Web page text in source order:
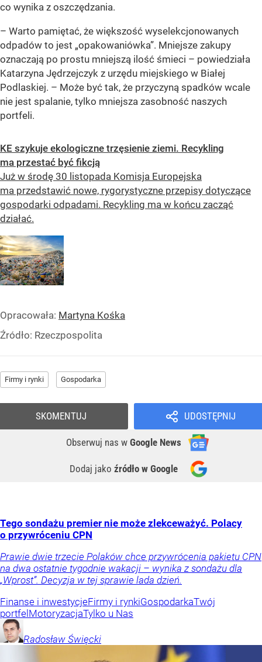
co wynika z oszczędzania.
– Warto pamiętać, że większość wyselekcjonowanych
odpadów to jest „opakowaniówka”. Mniejsze zakupy
oznaczają po prostu mniejszą ilość śmieci – powiedziała
Katarzyna Jędrzejczyk z urzędu miejskiego w Białej
Podlaskiej. – Może być tak, że przyczyną spadków wcale
nie jest spalanie, tylko mniejsza zasobność naszych
portfeli.
KE szykuje ekologiczne trzęsienie ziemi. Recykling
ma przestać być fikcją
Już w środę 30 listopada Komisja Europejska
ma przedstawić nowe, rygorystyczne przepisy dotyczące
gospodarki odpadami. Recykling ma w końcu zacząć
działać.
Opracowała: Martyna Kośka
Źródło: Rzeczpospolita
Firmy i rynki Gospodarka
UDOSTĘPNIJ
Obserwuj nas w Google News
Dodaj jako źródło w Google
SKOMENTUJ
Tego sondażu premier nie może zlekceważyć. Polacy
o przywróceniu CPN
Prawie dwie trzecie Polaków chce przywrócenia pakietu CPN
na dwa ostatnie tygodnie wakacji – wynika z sondażu dla
„Wprost”. Decyzja w tej sprawie lada dzień.
Finanse i inwestycjeFirmy i rynkiGospodarkaTwój
portfelMotoryzacjaTylko u Nas
Radosław Święcki